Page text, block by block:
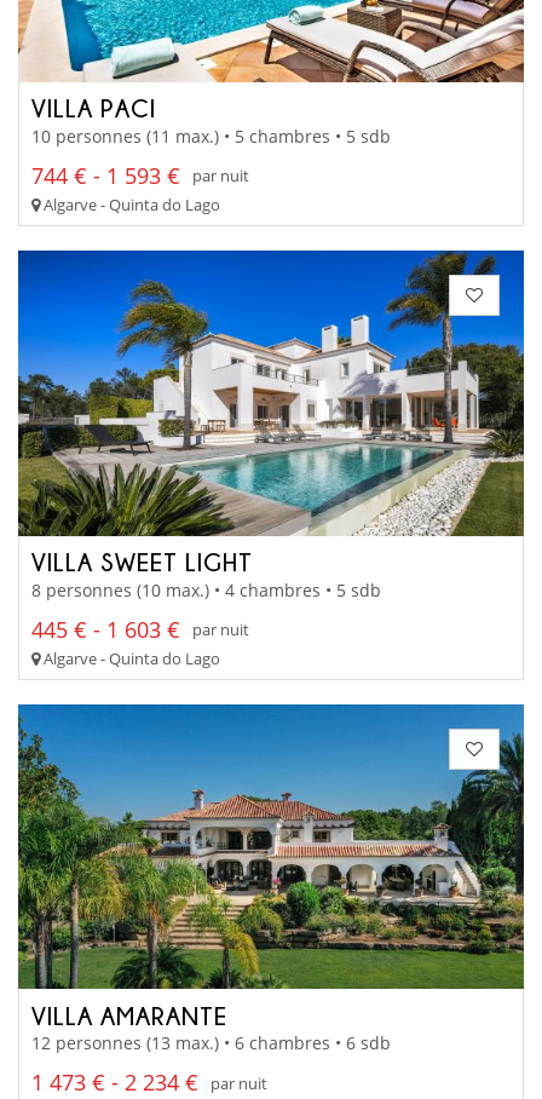
VILLA PACI
10 personnes (11 max.) • 5 chambres • 5 sdb
744 € - 1 593 €
par nuit
Algarve - Quinta do Lago
VILLA SWEET LIGHT
8 personnes (10 max.) • 4 chambres • 5 sdb
445 € - 1 603 €
par nuit
Algarve - Quinta do Lago
VILLA AMARANTE
12 personnes (13 max.) • 6 chambres • 6 sdb
1 473 € - 2 234 €
par nuit